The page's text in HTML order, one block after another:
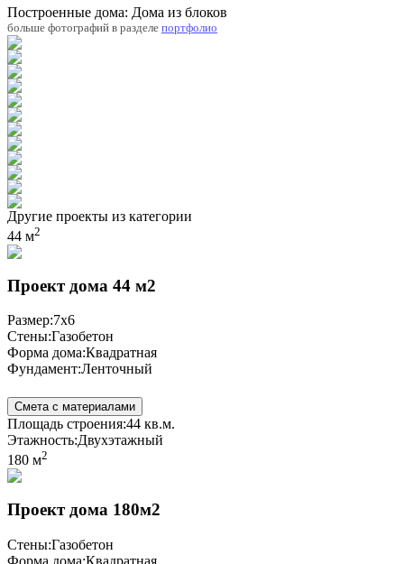
Построенные дома: Дома из блоков
больше фотографий в разделе портфолио
Другие проекты из категории
44 м2
Проект дома 44 м2
Размер:7x6
Стены:Газобетон
Форма дома:Квадратная
Фундамент:Ленточный
Смета с материалами
Площадь строения:44 кв.м.
Этажность:Двухэтажный
180 м2
Проект дома 180м2
Стены:Газобетон
Форма дома:Квадратная